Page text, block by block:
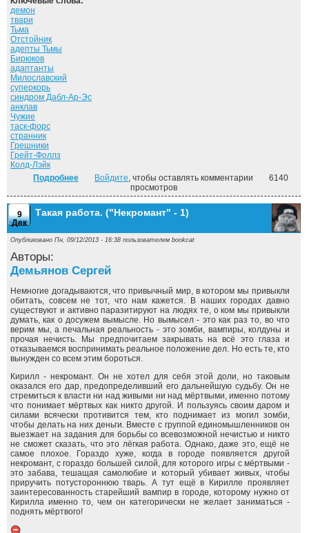
демон
твари
Тьма
Отстойник
адепты Тьмы
Бирюков
адаптанты
Милославский
суперкорь
синдром Дабл-Ар-Эс
анклав
Чужие
таск-форс
странник
Грешники
Грейт-Фоллз
Колд-Лэйк
Подробнее о Странник. ("На пороге тьмы" - 4)
Войдите, чтобы оставлять комментарии
6140
просмотров
9
Дек
Такая работа. ("Некромант" - 1)
Опубликовано Пн, 09/12/2013 - 16:38 пользователем bookcat
Авторы:
Демьянов Сергей
Немногие догадываются, что привычный мир, в котором мы привыкли
обитать, совсем не тот, что нам кажется. В наших городах давно
существуют и активно паразитируют на людях те, о ком мы привыкли
думать, как о досужем вымысле. Но вымысел - это как раз то, во что
верим мы, а печальная реальность - это зомби, вампиры, колдуны и
прочая нечисть. Мы предпочитаем закрывать на всё это глаза и
отказываемся воспринимать реальное положение дел. Но есть те, кто
вынужден со всем этим бороться.
Кирилл - некромант. Он не хотел для себя этой доли, но таковым
оказался его дар, предопределивший его дальнейшую судьбу. Он не
стремиться к власти ни над живыми ни над мёртвыми, именно потому
что понимает мёртвых как никто другой. И пользуясь своим даром и
силами всячески противится тем, кто поднимает из могил зомби,
чтобы делать на них деньги. Вместе с группой единомышленников он
выезжает на задания для борьбы со всевозможной нечистью и никто
не сможет сказать, что это лёгкая работа. Однако, даже это, ещё не
самое плохое. Гораздо хуже, когда в городе появляется другой
некромант, с гораздо большей силой, для которого игры с мёртвыми -
это забава, тешащая самолюбие и который убивает живых, чтобы
приручить потустороннюю тварь. А тут ещё в Кирилле проявляет
заинтересованность старейший вампир в городе, которому нужно от
Кирилла именно то, чем он категорически не желает заниматься -
поднять мёртвого!